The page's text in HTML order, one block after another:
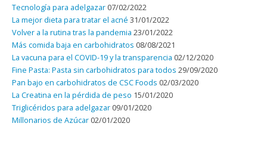
Tecnología para adelgazar 07/02/2022
La mejor dieta para tratar el acné 31/01/2022
Volver a la rutina tras la pandemia 23/01/2022
Más comida baja en carbohidratos 08/08/2021
La vacuna para el COVID-19 y la transparencia 02/12/2020
Fine Pasta: Pasta sin carbohidratos para todos 29/09/2020
Pan bajo en carbohidratos de CSC Foods 02/03/2020
La Creatina en la pérdida de peso 15/01/2020
Triglicéridos para adelgazar 09/01/2020
Millonarios de Azúcar 02/01/2020